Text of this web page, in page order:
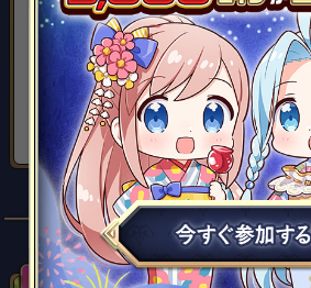
無料で毎日参加可能！
777が揃えば3,000モバコイン
スロットくじでモバコインを